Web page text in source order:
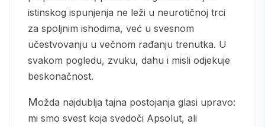
istinskog ispunjenja ne leži u neurotičnoj trci
za spoljnim ishodima, već u svesnom
učestvovanju u večnom rađanju trenutka. U
svakom pogledu, zvuku, dahu i misli odjekuje
beskonačnost.
Možda najdublja tajna postojanja glasi upravo:
mi smo svest koja svedoči Apsolut, ali